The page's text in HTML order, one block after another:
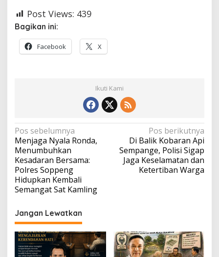
Post Views: 439
Bagikan ini:
Facebook X
Ikuti Kami
Navigasi
pos
Pos sebelumnya
Menjaga Nyala Ronda,
Menumbuhkan
Kesadaran Bersama:
Polres Soppeng
Hidupkan Kembali
Semangat Sat Kamling
Pos berikutnya
Di Balik Kobaran Api
Sempange, Polisi Sigap
Jaga Keselamatan dan
Ketertiban Warga
Jangan Lewatkan